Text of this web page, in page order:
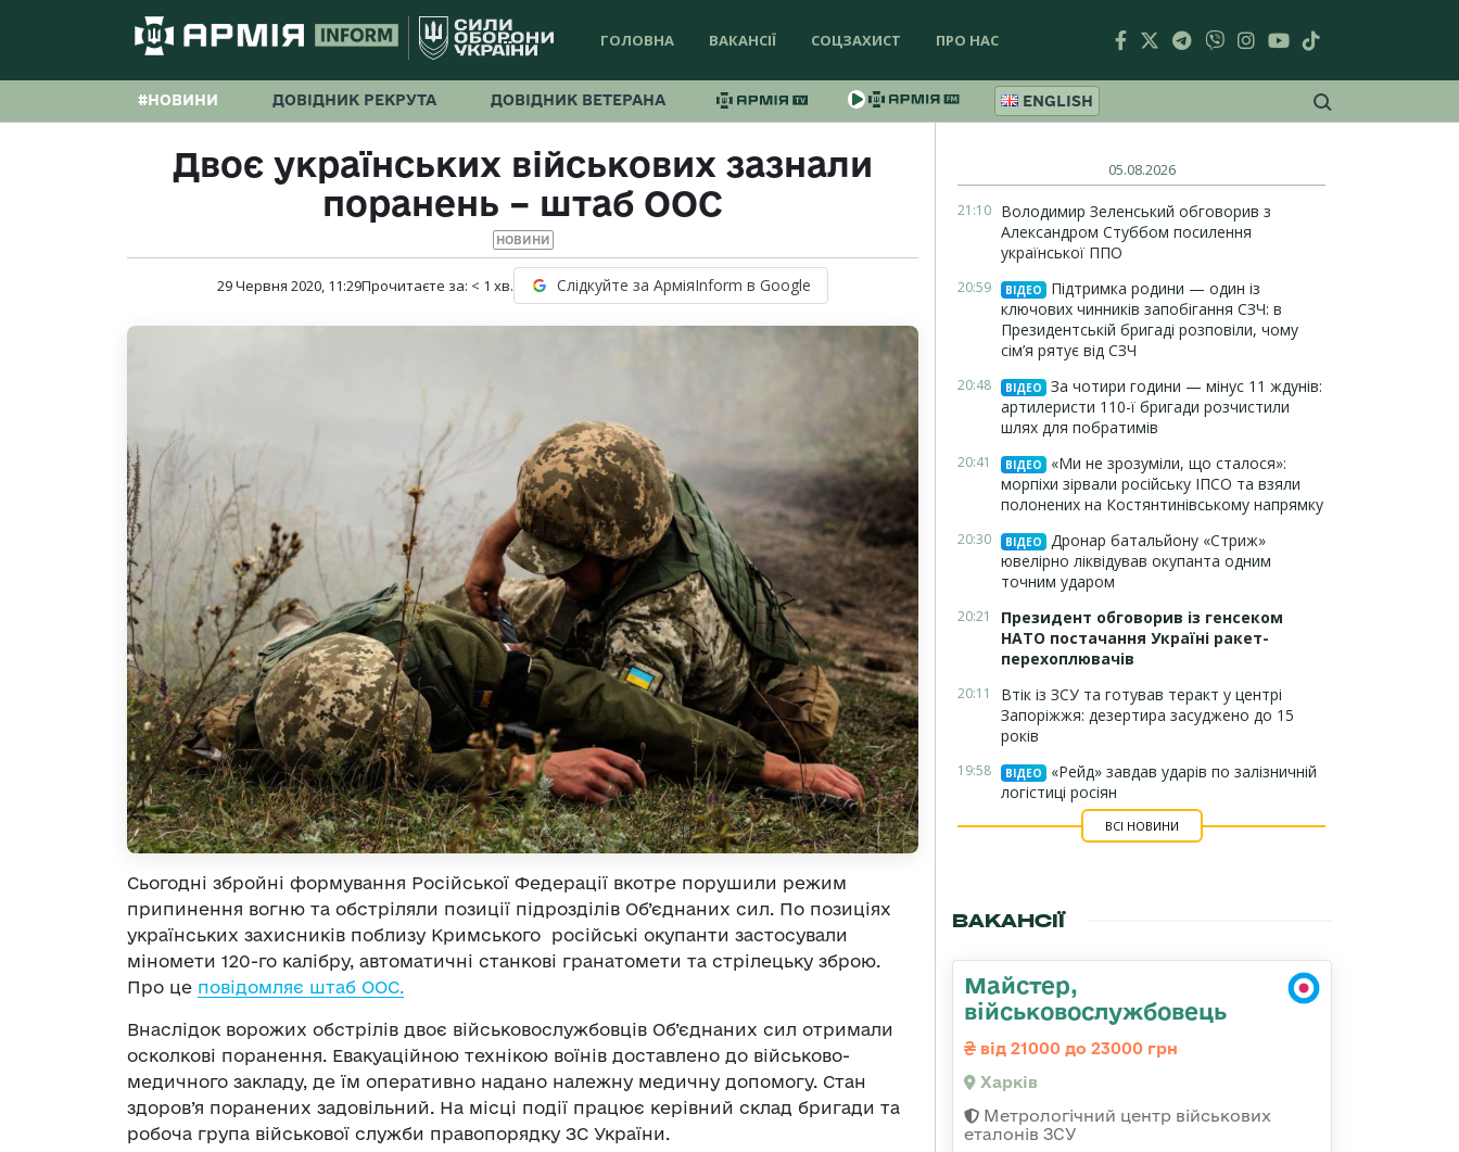
ГОЛОВНА ВАКАНСІЇ СОЦЗАХИСТ ПРО НАС
#НОВИНИ ДОВІДНИК РЕКРУТА ДОВІДНИК ВЕТЕРАНА ENGLISH
Двоє українських військових зазнали
поранень – штаб ООС
НОВИНИ
29 Червня 2020, 11:29Прочитаєте за: < 1 хв. Слідкуйте за АрміяInform в Google
Сьогодні збройні формування Російської Федерації вкотре порушили режим
припинення вогню та обстріляли позиції підрозділів Об’єднаних сил. По позиціях
українських захисників поблизу Кримського російські окупанти застосували
міномети 120-го калібру, автоматичні станкові гранатомети та стрілецьку зброю.
Про це повідомляє штаб ООС.
Внаслідок ворожих обстрілів двоє військовослужбовців Об’єднаних сил отримали
осколкові поранення. Евакуаційною технікою воїнів доставлено до військово-
медичного закладу, де їм оперативно надано належну медичну допомогу. Стан
здоров’я поранених задовільний. На місці події працює керівний склад бригади та
робоча група військової служби правопорядку ЗС України.
05.08.2026
21:10 Володимир Зеленський обговорив з
Александром Стуббом посилення
української ППО
20:59 ВІДЕО
Підтримка родини — один із
ключових чинників запобігання СЗЧ: в
Президентській бригаді розповіли, чому
сім’я рятує від СЗЧ
20:48 ВІДЕО
За чотири години — мінус 11 ждунів:
артилеристи 110-ї бригади розчистили
шлях для побратимів
20:41 ВІДЕО
«Ми не зрозуміли, що сталося»:
морпіхи зірвали російську ІПСО та взяли
полонених на Костянтинівському напрямку
20:30 ВІДЕО
Дронар батальйону «Стриж»
ювелірно ліквідував окупанта одним
точним ударом
20:21
Президент обговорив із генсеком
НАТО постачання Україні ракет-
перехоплювачів
20:11
Втік із ЗСУ та готував теракт у центрі
Запоріжжя: дезертира засуджено до 15
років
19:58 ВІДЕО
«Рейд» завдав ударів по залізничній
логістиці росіян
ВСІ НОВИНИ
ВАКАНСІЇ
Майстер,
військовослужбовець
від 21000 до 23000 грн
Харків
Метрологічний центр військових
еталонів ЗСУ